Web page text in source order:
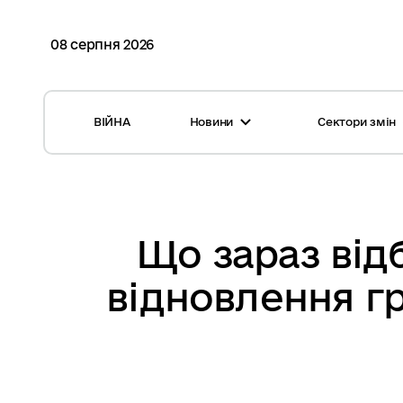
08 серпня 2026
ВІЙНА Новини
Календар подій
Репортажі з громад
Сектори змін
Що зараз
відновлення